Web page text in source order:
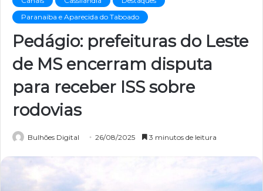
Paranaiba e Aparecida do Taboado
Pedágio: prefeituras do Leste
de MS encerram disputa
para receber ISS sobre
rodovias
Bulhões Digital 26/08/2025 3 minutos de leitura